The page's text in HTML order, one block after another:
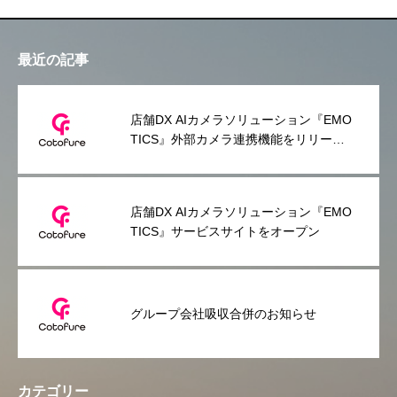
最近の記事
店舗DX AIカメラソリューション『EMO
TICS』外部カメラ連携機能をリリース
ままに、常設利用のニーズにも対応～
店舗DX AIカメラソリューション『EMO
TICS』サービスサイトをオープン
グループ会社吸収合併のお知らせ
カテゴリー